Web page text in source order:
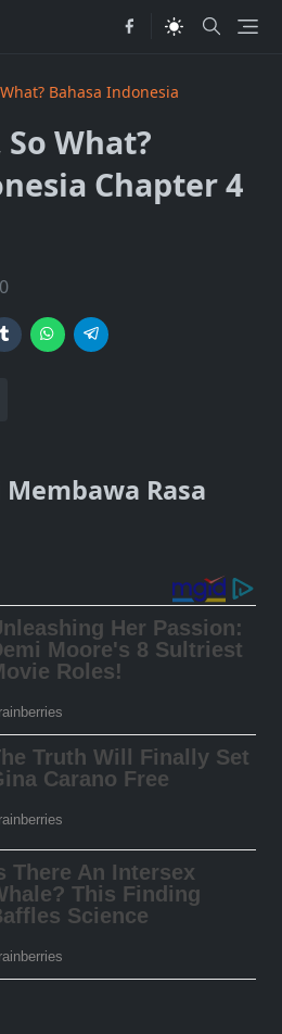
Bahasa Indonesia
So What?
Chapter 4
Rasa